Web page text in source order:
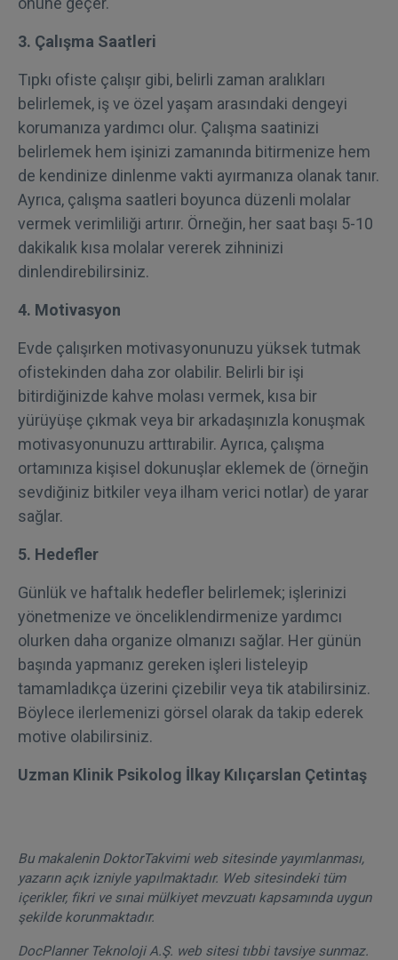
3. Çalışma Saatleri
Tıpkı ofiste çalışır gibi, belirli zaman aralıkları
belirlemek, iş ve özel yaşam arasındaki dengeyi
korumanıza yardımcı olur. Çalışma saatinizi
belirlemek hem işinizi zamanında bitirmenize hem
de kendinize dinlenme vakti ayırmanıza olanak tanır.
Ayrıca, çalışma saatleri boyunca düzenli molalar
vermek verimliliği artırır. Örneğin, her saat başı 5-10
dakikalık kısa molalar vererek zihninizi
dinlendirebilirsiniz.
4. Motivasyon
Evde çalışırken motivasyonunuzu yüksek tutmak
ofistekinden daha zor olabilir. Belirli bir işi
bitirdiğinizde kahve molası vermek, kısa bir
yürüyüşe çıkmak veya bir arkadaşınızla konuşmak
motivasyonunuzu arttırabilir. Ayrıca, çalışma
ortamınıza kişisel dokunuşlar eklemek de (örneğin
sevdiğiniz bitkiler veya ilham verici notlar) de yarar
sağlar.
5. Hedefler
Günlük ve haftalık hedefler belirlemek; işlerinizi
yönetmenize ve önceliklendirmenize yardımcı
olurken daha organize olmanızı sağlar. Her günün
başında yapmanız gereken işleri listeleyip
tamamladıkça üzerini çizebilir veya tik atabilirsiniz.
Böylece ilerlemenizi görsel olarak da takip ederek
motive olabilirsiniz.
Uzman Klinik Psikolog İlkay Kılıçarslan Çetintaş
Bu makalenin DoktorTakvimi web sitesinde yayımlanması,
yazarın açık izniyle yapılmaktadır. Web sitesindeki tüm
içerikler, fikri ve sınai mülkiyet mevzuatı kapsamında uygun
şekilde korunmaktadır.
DocPlanner Teknoloji A.Ş. web sitesi tıbbi tavsiye sunmaz.